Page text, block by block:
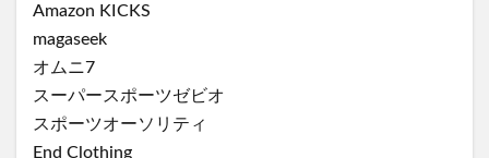
Amazon KICKS
magaseek
オムニ7
スーパースポーツゼビオ
スポーツオーソリティ
End Clothing